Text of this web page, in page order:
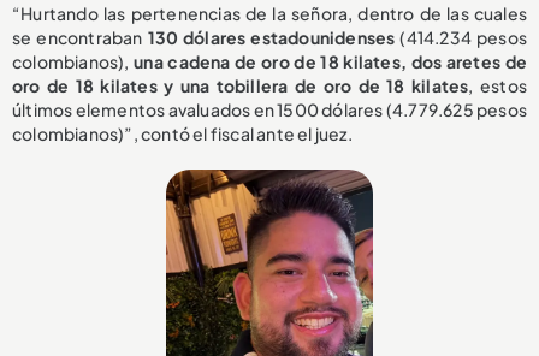
“Hurtando las pertenencias de la señora, dentro de las cuales
se encontraban 130 dólares estadounidenses (414.234 pesos
colombianos),una cadena de oro de 18 kilates, dos aretes de
oro de 18 kilates y una tobillera de oro de 18 kilates, estos
últimos elementos avaluados en 1500 dólares (4.779.625 pesos
colombianos)”, contó el fiscal ante el juez.